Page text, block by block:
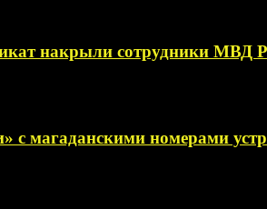
накрыли сотрудники МВД
с магаданскими номерами